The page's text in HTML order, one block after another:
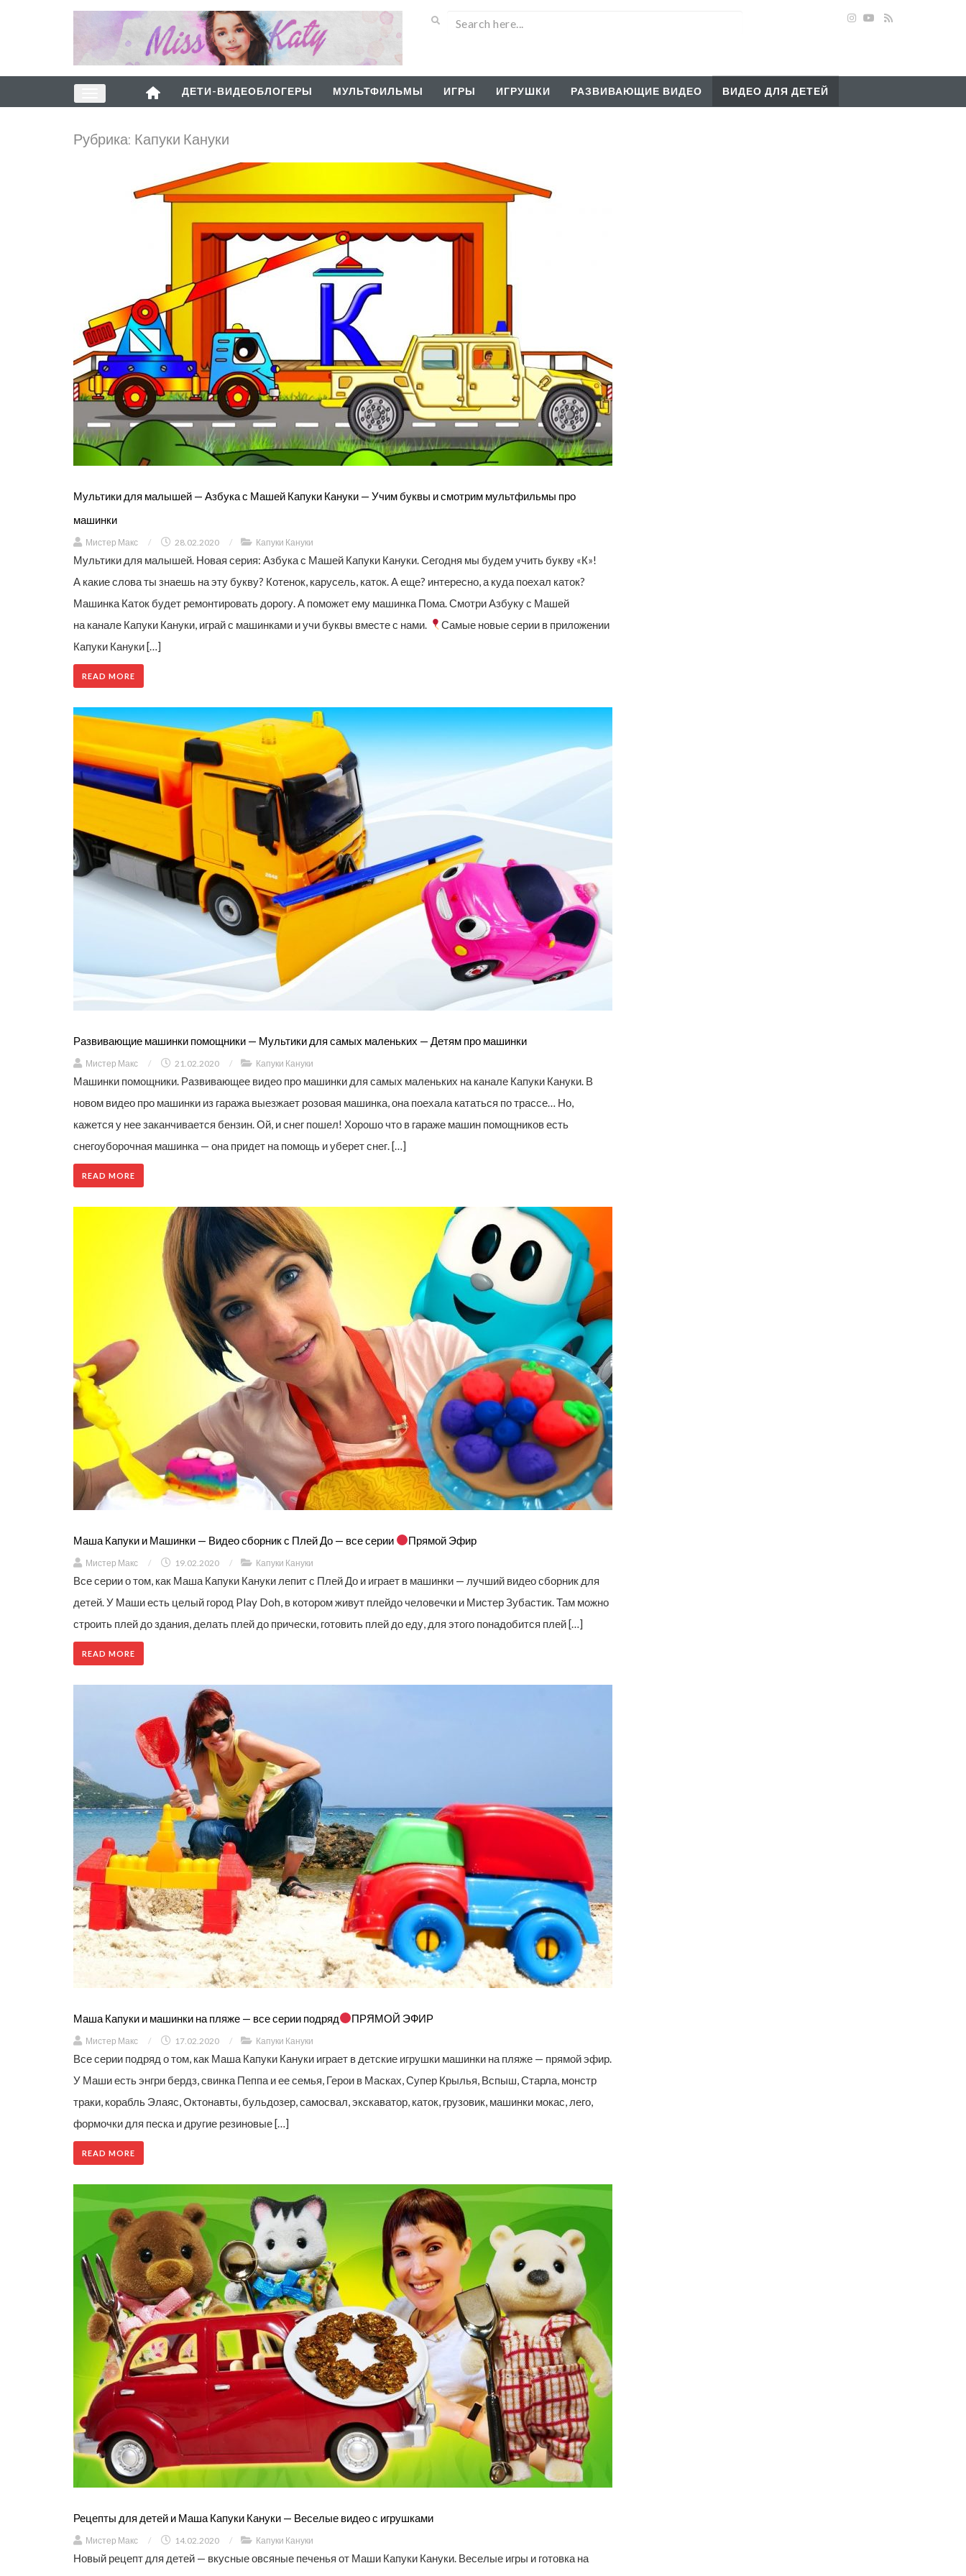
ДЕТИ-ВИДЕОБЛОГЕРЫ МУЛЬТФИЛЬМЫ ИГРЫ ИГРУШКИ РАЗВИВАЮЩИЕ ВИДЕО ВИДЕО ДЛЯ ДЕТЕЙ
Рубрика: Капуки Кануки
Мультики для малышей — Азбука с Машей Капуки Кануки — Учим буквы и смотрим мультфильмы про
машинки
Мистер Макс / 28.02.2020 / Капуки Кануки
Мультики для малышей. Новая серия: Азбука с Машей Капуки Кануки. Сегодня мы будем учить букву «К»!
А какие слова ты знаешь на эту букву? Котенок, карусель, каток. А еще? интересно, а куда поехал каток?
Машинка Каток будет ремонтировать дорогу. А поможет ему машинка Пома. Смотри Азбуку с Машей
на канале Капуки Кануки, играй с машинками и учи буквы вместе с нами.
Самые новые серии в приложении
Капуки Кануки […]
READ MORE
Развивающие машинки помощники — Мультики для самых маленьких — Детям про машинки
Мистер Макс / 21.02.2020 / Капуки Кануки
Машинки помощники. Развивающее видео про машинки для самых маленьких на канале Капуки Кануки. В
новом видео про машинки из гаража выезжает розовая машинка, она поехала кататься по трассе… Но,
кажется у нее заканчивается бензин. Ой, и снег пошел! Хорошо что в гараже машин помощников есть
снегоуборочная машинка — она придет на помощь и уберет снег. […]
READ MORE
Маша Капуки и Машинки — Видео сборник с Плей До — все серии Прямой Эфир
Мистер Макс / 19.02.2020 / Капуки Кануки
Все серии о том, как Маша Капуки Кануки лепит с Плей До и играет в машинки — лучший видео сборник для
детей. У Маши есть целый город Play Doh, в котором живут плейдо человечки и Мистер Зубастик. Там можно
строить плей до здания, делать плей до прически, готовить плей до еду, для этого понадобится плей […]
READ MORE
Маша Капуки и машинки на пляже — все серии подряд ПРЯМОЙ ЭФИР
Мистер Макс / 17.02.2020 / Капуки Кануки
Все серии подряд о том, как Маша Капуки Кануки играет в детские игрушки машинки на пляже — прямой эфир.
У Маши есть энгри бердз, свинка Пеппа и ее семья, Герои в Масках, Супер Крылья, Вспыш, Старла, монстр
траки, корабль Элаяс, Октонавты, бульдозер, самосвал, экскаватор, каток, грузовик, машинки мокас, лего,
формочки для песка и другие резиновые […]
READ MORE
Рецепты для детей и Маша Капуки Кануки — Веселые видео с игрушками
Мистер Макс / 14.02.2020 / Капуки Кануки
Новый рецепт для детей — вкусные овсяные печенья от Маши Капуки Кануки. Веселые игры и готовка на